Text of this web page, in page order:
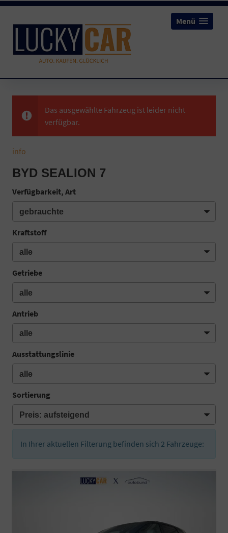
Menü
Das ausgewählte Fahrzeug ist leider nicht
verfügbar.
info
BYD SEALION 7
Verfügbarkeit, Art
Kraftstoff
Getriebe
Antrieb
Ausstattungslinie
Sortierung
In Ihrer aktuellen Filterung befinden sich 2 Fahrzeuge: